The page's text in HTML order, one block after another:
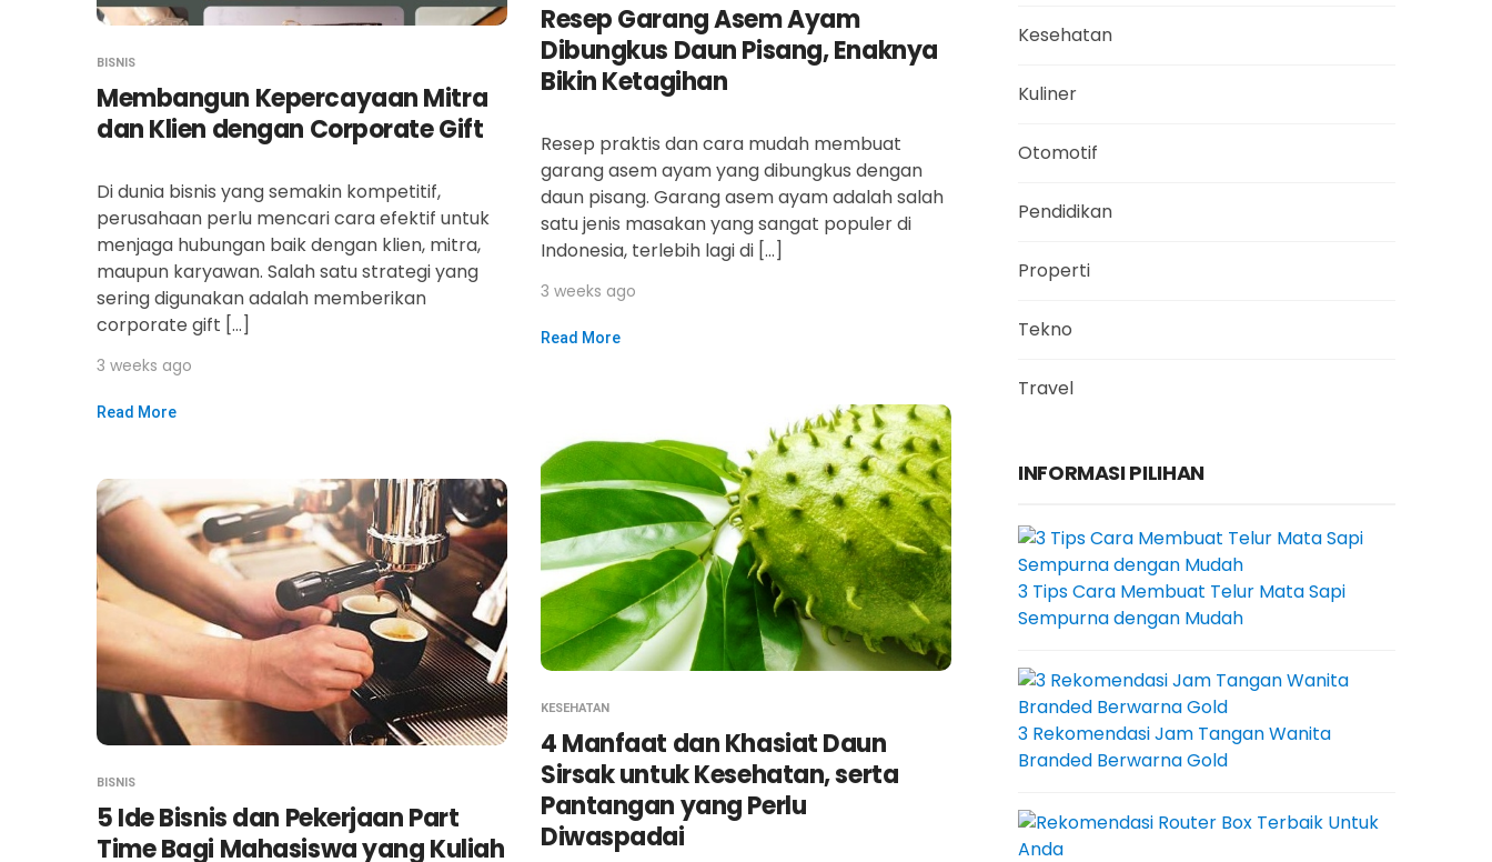
BISNIS
Membangun Kepercayaan Mitra
dan Klien dengan Corporate Gift
Di dunia bisnis yang semakin kompetitif,
perusahaan perlu mencari cara efektif untuk
menjaga hubungan baik dengan klien, mitra,
maupun karyawan. Salah satu strategi yang
sering digunakan adalah memberikan
corporate gift […]
3 weeks ago
Read More
Resep Garang Asem Ayam
Dibungkus Daun Pisang, Enaknya
Bikin Ketagihan
Resep praktis dan cara mudah membuat
garang asem ayam yang dibungkus dengan
daun pisang. Garang asem ayam adalah salah
satu jenis masakan yang sangat populer di
Indonesia, terlebih lagi di […]
3 weeks ago
Read More
KESEHATAN
4 Manfaat dan Khasiat Daun
Sirsak untuk Kesehatan, serta
Pantangan yang Perlu
Diwaspadai
BISNIS
5 Ide Bisnis dan Pekerjaan Part
Time Bagi Mahasiswa yang Kuliah
Kesehatan
Kuliner
Otomotif
Pendidikan
Properti
Tekno
Travel
INFORMASI PILIHAN
3 Tips Cara Membuat Telur Mata Sapi
Sempurna dengan Mudah
3 Rekomendasi Jam Tangan Wanita
Branded Berwarna Gold